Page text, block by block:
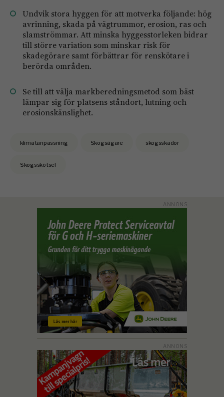
Undvik stora hyggen för att motverka följande: hög
avrinning, skada på vägtrummor, erosion, ras och
slamströmmar. Att minska hyggesstorleken bidrar
till större variation som minskar risk för
skadegörare samt förbättrar för renskötare i
berörda områden.
Se till att välja markberedningsmetod som bäst
lämpar sig för platsens ståndort, lutning och
erosionskänslighet.
klimatanpassning Skogsägare skogsskador
Skogsskötsel